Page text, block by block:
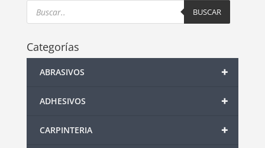
Products
search BUSCAR
Categorías
+
ABRASIVOS
+
ADHESIVOS
+
CARPINTERIA